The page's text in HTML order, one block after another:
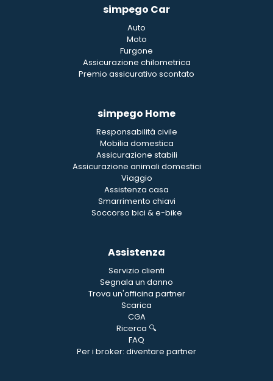
simpego Car
Auto
Moto
Furgone
Assicurazione chilometrica
Premio assicurativo scontato
simpego Home
Responsabilità civile
Mobilia domestica
Assicurazione stabili
Assicurazione animali domestici
Viaggio
Assistenza casa
Smarrimento chiavi
Soccorso bici & e-bike
Assistenza
Servizio clienti
Segnala un danno
Trova un'officina partner
Scarica
CGA
Ricerca 🔍
FAQ
Per i broker: diventare partner